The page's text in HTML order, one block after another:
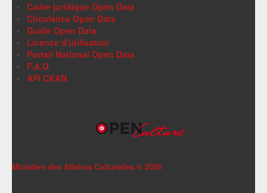
Cadre juridique Open Data
Circulaires Open Data
Guide Open Data
Licence d'utilisation
Portail National Open Data
F.A.Q
API CKAN
Ministère des Affaires Culturelles © 2026